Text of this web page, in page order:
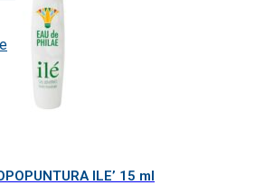
ILE’ 15 ml